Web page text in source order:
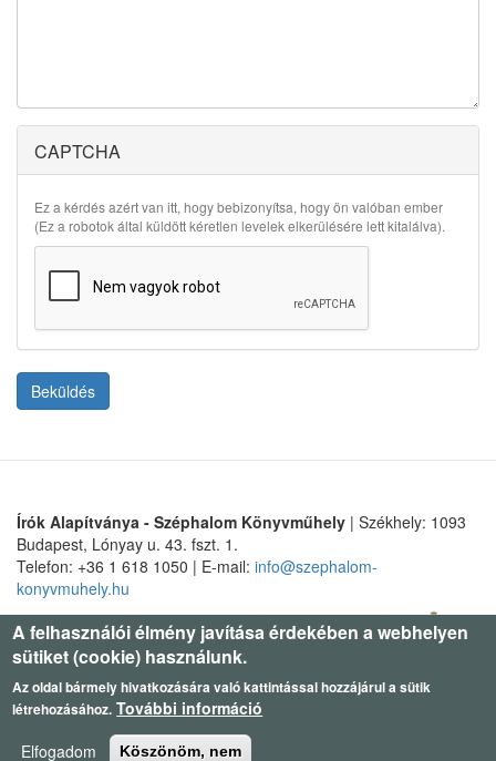
CAPTCHA
Ez a kérdés azért van itt, hogy bebizonyítsa, hogy ön valóban ember
(Ez a robotok által küldött kéretlen levelek elkerülésére lett kitalálva).
Beküldés
Írók Alapítványa - Széphalom Könyvműhely | Székhely: 1093
Budapest, Lónyay u. 43. fszt. 1.
Telefon: +36 1 618 1050 | E-mail: info@szephalom-
konyvmuhely.hu
A felhasználói élmény javítása érdekében a webhelyen
sütiket (cookie) használunk.
Az oldal bármely hivatkozására való kattintással hozzájárul a sütik
létrehozásához. További információ
Elfogadom
Köszönöm, nem